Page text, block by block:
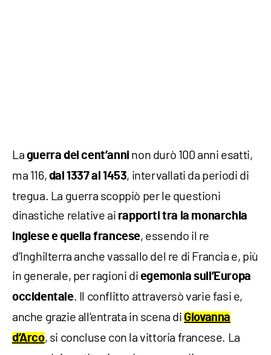
La guerra dei cent’anni non durò 100 anni esatti,
ma 116, dal 1337 al 1453, intervallati da periodi di
tregua. La guerra scoppiò per le questioni
dinastiche relative ai rapporti tra la monarchia
inglese e quella francese, essendo il re
d’Inghilterra anche vassallo del re di Francia e, più
in generale, per ragioni di egemonia sull’Europa
occidentale. Il conflitto attraversò varie fasi e,
anche grazie all’entrata in scena diGiovanna
d’Arco, si concluse con la vittoria francese. La